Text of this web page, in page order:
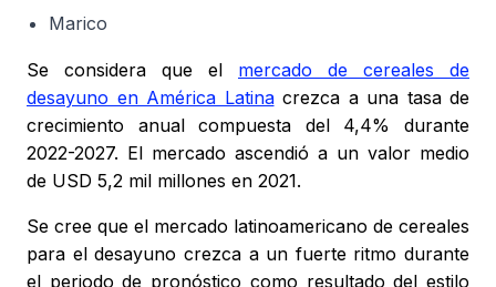
Marico
Se considera que el mercado de cereales de
desayuno en América Latinacrezca a una tasa de
crecimiento anual compuesta del 4,4% durante
2022-2027. El mercado ascendió a un valor medio
de USD 5,2 mil millones en 2021.
Se cree que el mercado latinoamericano de cereales
para el desayuno crezca a un fuerte ritmo durante
el periodo de pronóstico como resultado del estilo